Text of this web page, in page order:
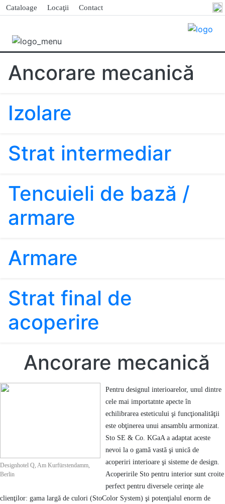
Cataloage Locaţii Contact
Ancorare mecanică
Izolare
Strat intermediar
Tencuieli de bază /
armare
Armare
Strat final de
acoperire
Ancorare mecanică
Designhotel Q, Am Kurfürstendamm,
Berlin
Pentru designul interioarelor, unul dintre
cele mai importatnte apecte în
echilibrarea esteticului şi funcţionalităţii
este obţinerea unui ansamblu armonizat.
Sto SE & Co. KGaA a adaptat aceste
nevoi la o gamă vastă şi unică de
acoperiri interioare şi sisteme de design.
Acoperirile Sto pentru interior sunt croite
perfect pentru diversele cerinţe ale
clienţilor: gama largă de culori (StoColor System) şi potenţialul enorm de